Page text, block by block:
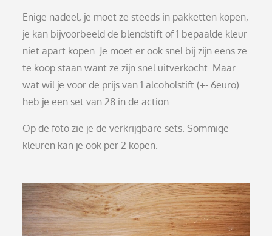
Enige nadeel, je moet ze steeds in pakketten kopen,
je kan bijvoorbeeld de blendstift of 1 bepaalde kleur
niet apart kopen. Je moet er ook snel bij zijn eens ze
te koop staan want ze zijn snel uitverkocht. Maar
wat wil je voor de prijs van 1 alcoholstift (+- 6euro)
heb je een set van 28 in de action.
Op de foto zie je de verkrijgbare sets. Sommige
kleuren kan je ook per 2 kopen.